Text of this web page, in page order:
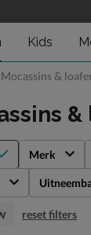
Kids
Mocassins &
Merk
reset filters